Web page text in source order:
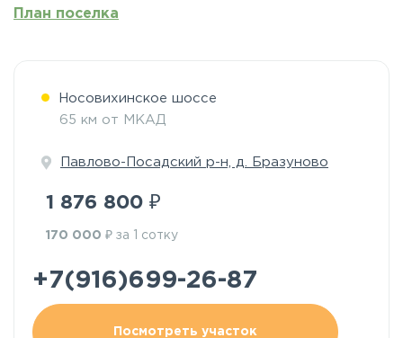
План поселка
Носовихинское шоссе
65 км от МКАД
Павлово-Посадский р-н, д. Бразуново
1 876 800 ₽
170 000 ₽ за 1 сотку
+7(916)699-26-87
Посмотреть участок